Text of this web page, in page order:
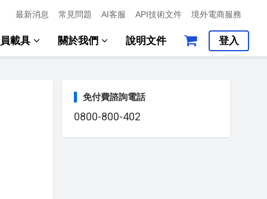
最新消息 常見問題 AI客服 API技術文件 境外電商服務
載具 關於我們 說明文件 登入
免付費諮詢電話
0800-800-402